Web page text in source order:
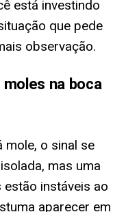
está investindo
que pede
observação.
na boca
mole, o sinal se
mas uma
instáveis ao
aparecer em